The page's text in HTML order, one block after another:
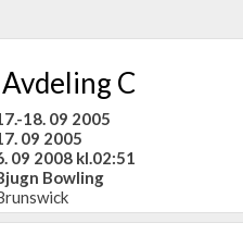
C
18. 09 2005
09 2005
09 2008 kl.02:51
Bowling